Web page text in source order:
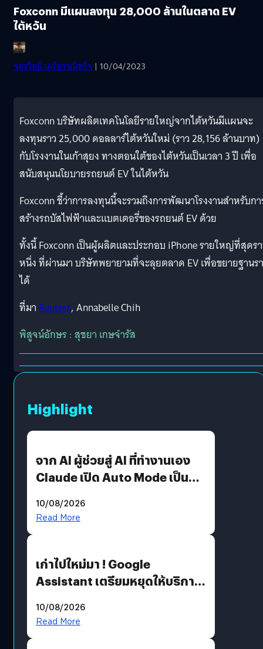
Foxconn มีแผนลงทุน 28,000 ล้านในตลาด EV
ไต้หวัน
จตุรวิทย์ เครือวาณิชกิจ | 10/04/2023
Foxconn บริษัทผลิตเทคโนโลยีรายใหญ่จากไต้หวันมีแผนจะ
ลงทุนราว 25,000 ดอลลาร์ไต้หวันใหม่ (ราว 28,156 ล้านบาท)
กับโรงงานในเก้าสุยง ทางตอนใต้ของไต้หวันเป็นเวลา 3 ปี เพื่อ
สนับสนุนนโยบายรถยนต์ EV ในไต้หวัน
Foxconn ชี้ว่าการลงทุนนี้จะรวมถึงการพัฒนาโรงงานสำหรับก
สร้างรถบัสไฟฟ้าและแบตเตอรี่ของรถยนต์ EV ด้วย
ทั้งนี้ Foxconn เป็นผู้ผลิตและประกอบ iPhone รายใหญ่ที่สุดร
หนึ่ง ที่ผ่านมา บริษัทพยายามที่จะลุยตลาด EV เพื่อขยายฐานร
ได้
ที่มาReuters, Annabelle Chih
พิสูจน์อักษร : สุชยา เกษจำรัส
Highlight
จาก AI ผู้ช่วยสู่ AI ที่ทำงานเอง
Claude เปิด Auto Mode เป็นค่า
10/08/2026
Read More
เก่าไปใหม่มา ! Google
Assistant เตรียมหยุดให้บริการ
แทน
10/08/2026
Read More